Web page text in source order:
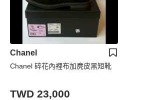
Chanel
Chanel 碎花內裡布加麂皮黑短靴
TWD 23,000